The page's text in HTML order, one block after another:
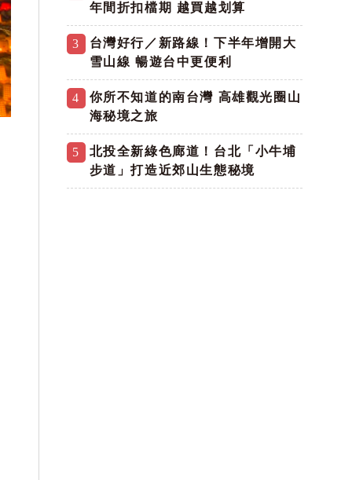
年間折扣檔期 越買越划算
3
台灣好行／新路線！下半年增開大
雪山線 暢遊台中更便利
4
你所不知道的南台灣 高雄觀光圈山
海秘境之旅
5
北投全新綠色廊道！台北「小牛埔
步道」打造近郊山生態秘境